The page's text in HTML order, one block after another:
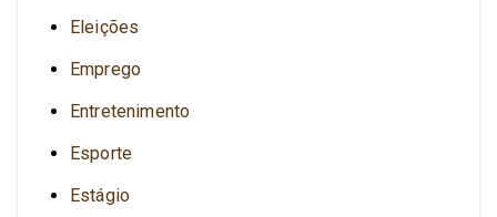
Eleições
Emprego
Entretenimento
Esporte
Estágio